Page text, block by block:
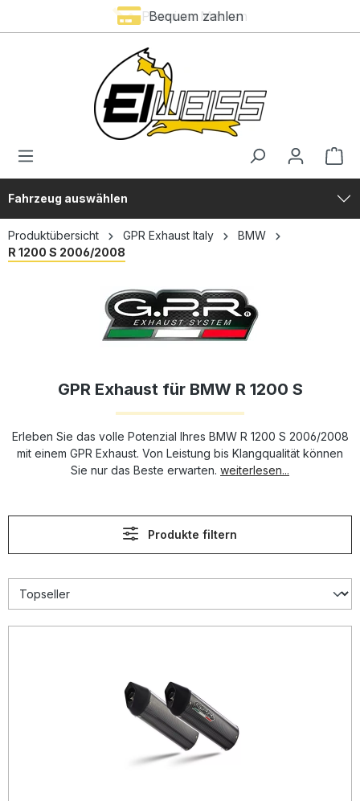
Premium Marken
Bequem zahlen
Fahrzeug auswählen
Produktübersicht GPR Exhaust Italy
BMW
R 1200 S 2006/2008
GPR Exhaust für BMW R 1200 S
Erleben Sie das volle Potenzial Ihres BMW R 1200 S 2006/2008
mit einem GPR Exhaust. Von Leistung bis Klangqualität können
Sie nur das Beste erwarten. weiterlesen...
Produkte filtern